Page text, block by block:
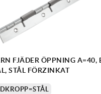
FJÄDER ÖPPNING A=40,
STÅL FÖRZINKAT